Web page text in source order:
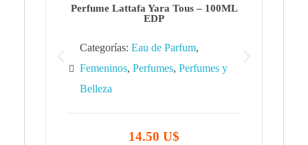
Perfume Lattafa Yara Tous – 100ML
EDP
Categorías: Eau de Parfum,
Femeninos, Perfumes, Perfumes y
Belleza
14.50 U$